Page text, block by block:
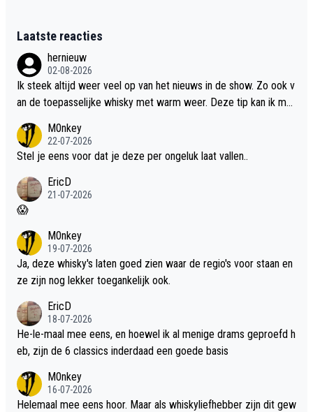
Laatste reacties
hernieuw
02-08-2026
Ik steek altijd weer veel op van het nieuws in de show. Zo ook v
an de toepasselijke whisky met warm weer. Deze tip kan ik met
M0nkey
22-07-2026
Stel je eens voor dat je deze per ongeluk laat vallen..
EricD
21-07-2026
😱
M0nkey
19-07-2026
Ja, deze whisky's laten goed zien waar de regio's voor staan en
ze zijn nog lekker toegankelijk ook.
EricD
18-07-2026
He-le-maal mee eens, en hoewel ik al menige drams geproefd h
eb, zijn de 6 classics inderdaad een goede basis
M0nkey
16-07-2026
Helemaal mee eens hoor. Maar als whiskyliefhebber zijn dit gew